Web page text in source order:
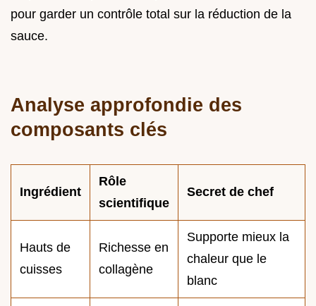
pour garder un contrôle total sur la réduction de la
sauce.
Analyse approfondie des
composants clés
Ingrédient
Rôle
scientifique
Secret de chef
Hauts de
cuisses
Richesse en
collagène
Supporte mieux la
chaleur que le
blanc